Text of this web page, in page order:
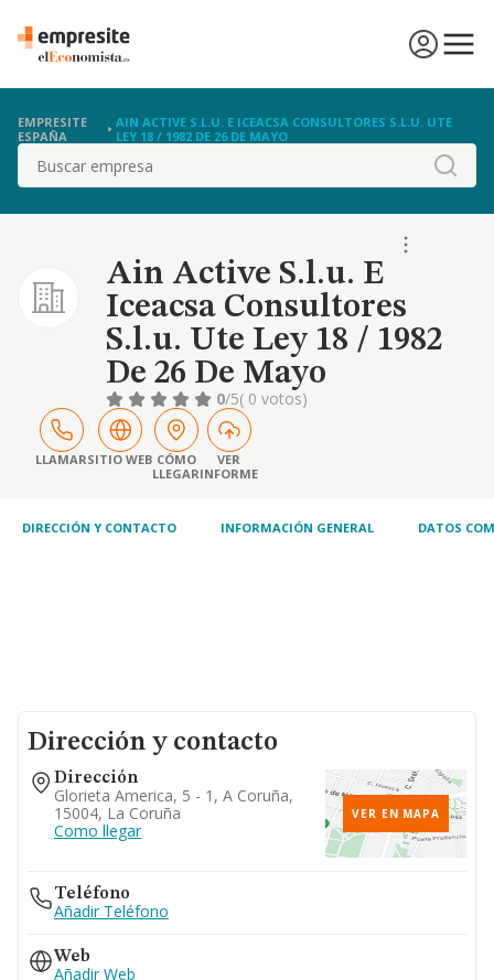
EMPRESITE
ESPAÑA
AIN ACTIVE S.L.U. E ICEACSA CONSULTORES S.L.U. UTE
LEY 18 / 1982 DE 26 DE MAYO
Buscar
Ain Active S.l.u. E
Iceacsa Consultores
S.l.u. Ute Ley 18 / 1982
De 26 De Mayo
0/5( 0 votos)
LLAMARSITIO WEB CÓMO
LLEGAR
VER
INFORME
DIRECCIÓN Y CONTACTO INFORMACIÓN GENERAL DATOS
Dirección y contacto
Dirección
Glorieta America, 5 - 1, A Coruña,
15004, La Coruña
Como llegar
VER EN MAPA
Teléfono
Añadir Teléfono
Web
Añadir Web